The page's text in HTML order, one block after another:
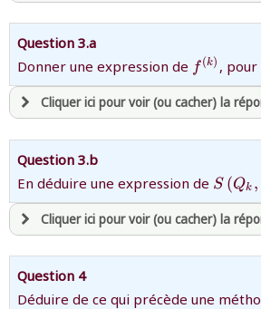
avoir
une souscription active sur
revenir à la page d'accueil
ou consulter
Question 3.a
Donner une expression de f (k) , pour
Cliquer ici pour voir (ou cacher) la
avoir
une souscription active sur
revenir à la page d'accueil
ou consulter
Question 3.b
En déduire une expression de S (Qk ,
Cliquer ici pour voir (ou cacher) la
avoir
une souscription active sur
Question 4
Déduire de ce qui précède une